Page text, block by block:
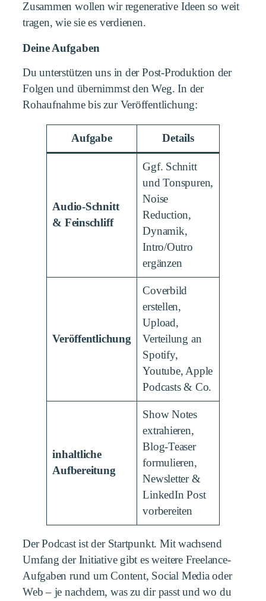
Zusammen wollen wir regenerative Ideen so weit
tragen, wie sie es verdienen.
Deine Aufgaben
Du unterstützen uns in der Post-Produktion der
Folgen und übernimmst den Weg. In der
Rohaufnahme bis zur Veröffentlichung:
Aufgabe Details
Audio-Schnitt
& Feinschliff
Ggf. Schnitt
und Tonspuren,
Noise
Reduction,
Dynamik,
Intro/Outro
ergänzen
Veröffentlichung
Coverbild
erstellen,
Upload,
Verteilung an
Spotify,
Youtube, Apple
Podcasts & Co.
inhaltliche
Aufbereitung
Show Notes
extrahieren,
Blog-Teaser
formulieren,
Newsletter &
LinkedIn Post
vorbereiten
Der Podcast ist der Startpunkt. Mit wachsend
Umfang der Initiative gibt es weitere Freelance-
Aufgaben rund um Content, Social Media oder
Web – je nachdem, was zu dir passt und wo du